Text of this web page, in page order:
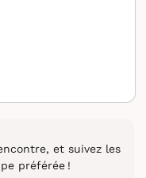
et suivez les
préférée !